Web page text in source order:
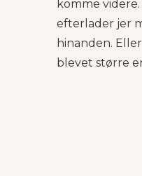
komme
efterlader jer
hinanden.
blevet større